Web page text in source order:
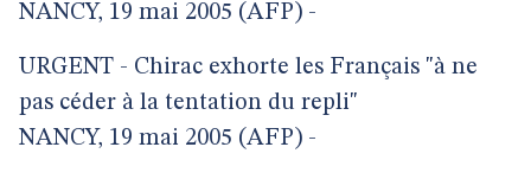
NANCY, 19 mai 2005 (AFP) -
URGENT - Chirac exhorte les Français "à ne
pas céder à la tentation du repli"
NANCY, 19 mai 2005 (AFP) -